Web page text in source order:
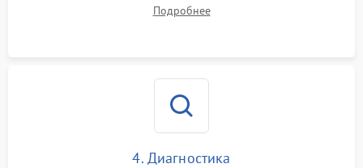
Подробнее
4. Диагностика